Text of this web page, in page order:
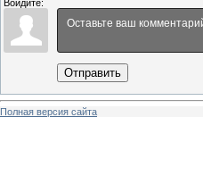
Войдите:
Отправить
Полная версия сайта